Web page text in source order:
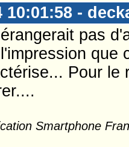
10:01:58 -
pas
que
Pour le
Smartphone